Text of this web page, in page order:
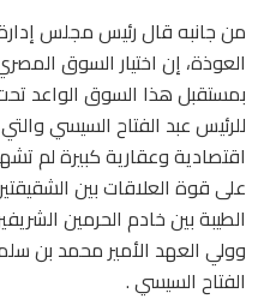
من جانبه قال رئيس مجلس
العوذة، إن اختيار السوق
بمستقبل هذا السوق الواعد
للرئيس عبد الفتاح السيسي
اقتصادية وعقارية كبيرة لم
على قوة العلاقات بين
الطيبة بين خادم الحرمين
وولي العهد الأمير محمد بن
الفتاح السيسي .